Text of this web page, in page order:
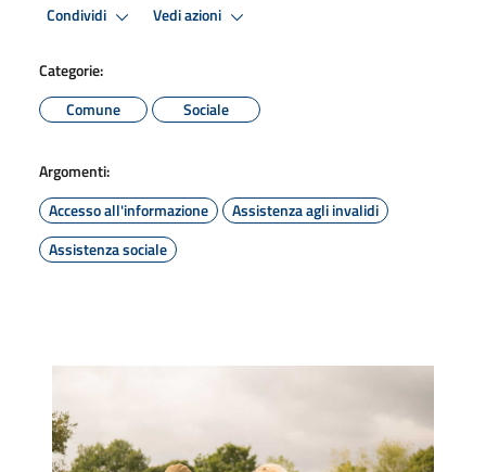
Condividi Vedi azioni
Categorie:
Comune
Sociale
Argomenti:
Accesso all'informazione
Assistenza agli invalidi
Assistenza sociale